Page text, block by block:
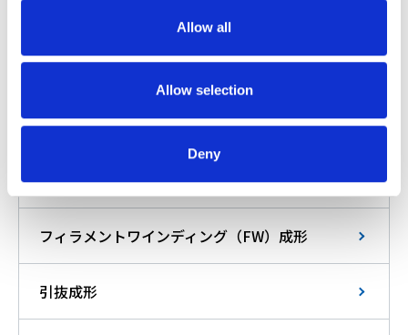
Allow all
Allow selection
Deny
RTM成形
SMC成形
BMC成形
フィラメントワインディング（FW）成形
引抜成形